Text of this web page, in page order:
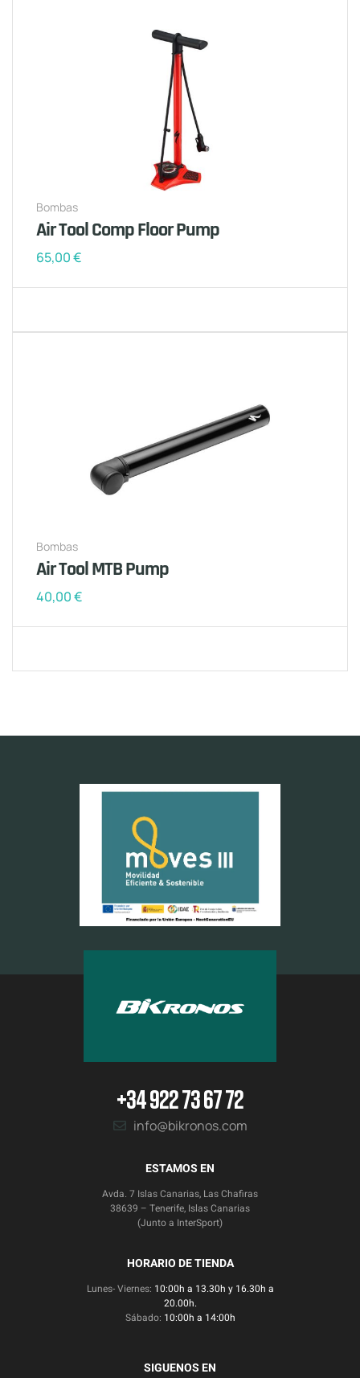
Bombas
Air Tool Comp Floor Pump
65,00€
Bombas
Air Tool MTB Pump
40,00€
+34 922 73 67 72
info@bikronos.com
ESTAMOS EN
Avda. 7 Islas Canarias, Las Chafiras
38639 – Tenerife, Islas Canarias
(Junto a InterSport)
HORARIO DE TIENDA
Lunes- Viernes: 10:00h a 13.30h y 16.30h a
20.00h.
Sábado: 10:00h a 14:00h
SIGUENOS EN